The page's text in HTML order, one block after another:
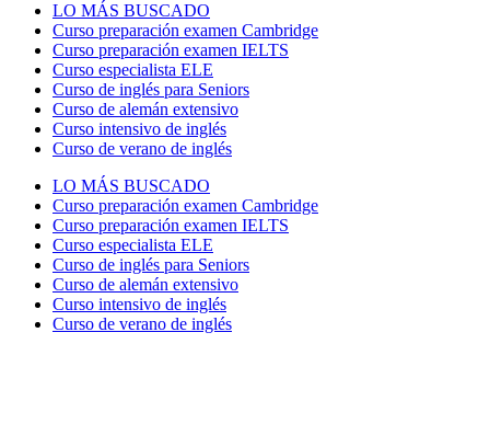
LO MÁS BUSCADO
Curso preparación examen Cambridge
Curso preparación examen IELTS
Curso especialista ELE
Curso de inglés para Seniors
Curso de alemán extensivo
Curso intensivo de inglés
Curso de verano de inglés
LO MÁS BUSCADO
Curso preparación examen Cambridge
Curso preparación examen IELTS
Curso especialista ELE
Curso de inglés para Seniors
Curso de alemán extensivo
Curso intensivo de inglés
Curso de verano de inglés